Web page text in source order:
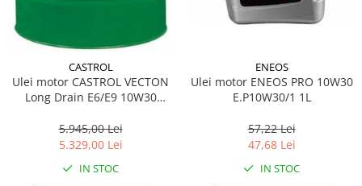
CASTROL
Ulei motor CASTROL VECTON
Long Drain E6/E9 10W30
5.945,00 Lei
5.329,00 Lei
IN STOC
ENEOS
Ulei motor ENEOS PRO 10W30
E.P10W30/1 1L
57,22 Lei
47,68 Lei
IN STOC